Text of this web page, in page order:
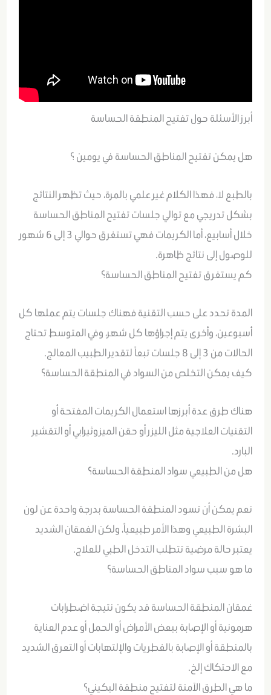
أبرز الأسئلة حول تفتيح المنطقة الحساسة
هل يمكن تفتيح المناطق الحساسة في يومين ؟
بالطبع لا، فهذا الكلام غير علمي بالمرة، حيث تظهر النتائج
بشكل تدريجي مع توالي جلسات تفتيح المناطق الحساسة
خلال أسابيع، أما الكريمات فهي تستغرق حوالي 3 إلى 6 شهور
للوصول إلى نتائج ظاهرة.
كم يستغرق تفتيح المناطق الحساسة؟
المدة تحدد على حسب التقنية فهناك جلسات يتم عملها كل
أسبوعين، وأخرى يتم إجراؤها كل شهر، وفي المتوسط تحتاج
الحالات من 3 إلى 8 جلسات تبعاً لتقدير الطبيب المعالج.
كيف يمكن التخلص من السواد في المنطقة الحساسة؟
هناك طرق عدة أبرزها استعمال الكريمات المفتحة أو
التقنيات العلاجية مثل الليزر أو حقن الميزوثيرابي أو التقشير
البارد.
هل من الطبيعي سواد المنطقة الحساسة؟
نعم يمكن أن تسود المنطقة الحساسة بدرجة واحدة عن لون
البشرة الطبيعي وهذا الأمر طبيعياً، ولكن الغمقان الشديد
يعتبر حالة مرضية تتطلب التدخل الطبي للعلاج.
ما هو سبب سواد المناطق الحساسة؟
غمقان المنطقة الحساسة قد يكون نتيجة اضطرابات
هرمونية أو الإصابة ببعض الأمراض أو الحمل أو عدم العناية
بالمنطقة أو الإصابة بالفطريات والإلتهابات أو التعرق الشديد
مع الاحتكاك إلخ.
ما هي الطرق الآمنة لتفتيح منطقة البكيني؟